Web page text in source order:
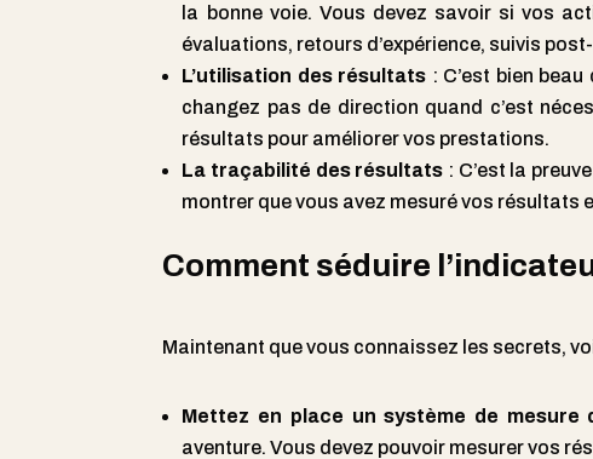
la bonne voie. Vous devez savoir si vos
évaluations, retours d’expérience, suivis
L’utilisation des résultats : C’est bien
changez pas de direction quand c’est
résultats pour améliorer vos prestations.
La traçabilité des résultats : C’est la
montrer que vous avez mesuré vos résultats
Comment séduire
Maintenant que vous connaissez les secrets,
Mettez en place un système de mesure
aventure. Vous devez pouvoir mesurer vos